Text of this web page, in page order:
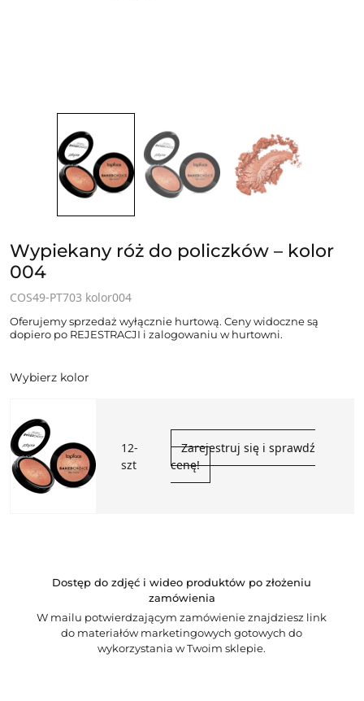
Wypiekany róż do policzków – kolor
004
COS49-PT703 kolor004
Oferujemy sprzedaż wyłącznie hurtową. Ceny widoczne są
dopiero po REJESTRACJI i zalogowaniu w hurtowni.
Wybierz kolor
12-
szt
Zarejestruj się i sprawdź
cenę!
Dostęp do zdjęć i wideo produktów po złożeniu
zamówienia
W mailu potwierdzającym zamówienie znajdziesz link
do materiałów marketingowych gotowych do
wykorzystania w Twoim sklepie.